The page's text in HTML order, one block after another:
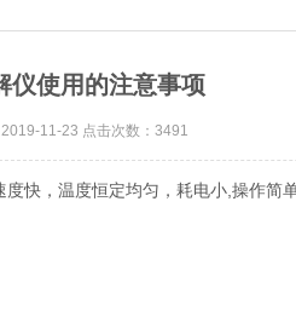
仪使用的注意事项
11-23 点击次数：3491
快，温度恒定均匀，耗电小,操作简